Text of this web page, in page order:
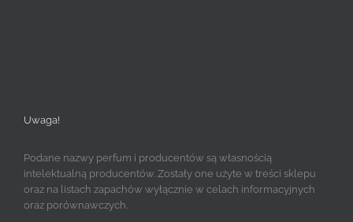
Uwaga!
Podane nazwy perfum i producentów są własnością
intelektualną producentów. Zostały one użyte w treści sklepu
oraz na listach zapachów wyłącznie w celach informacyjnych
oraz porównawczych.